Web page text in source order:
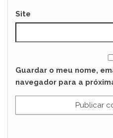
Site
Guardar o meu nome,
navegador para a